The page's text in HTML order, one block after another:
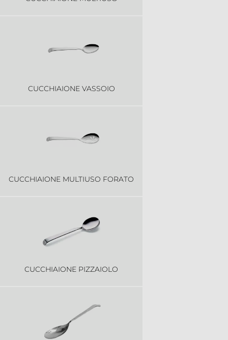
CUCCHIAIONE VASSOIO
CUCCHIAIONE MULTIUSO FORATO
CUCCHIAIONE PIZZAIOLO